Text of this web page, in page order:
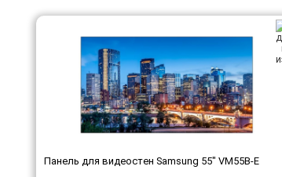
Панель для видеостен Samsung 55" VM55B-E